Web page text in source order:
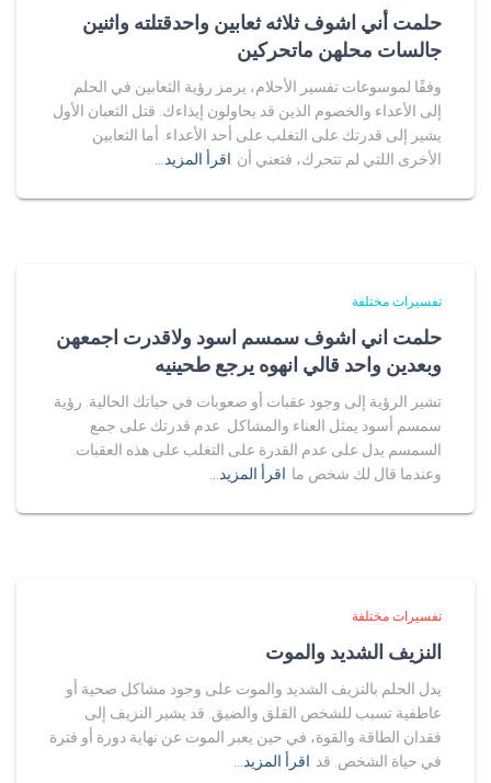
حلمت أني اشوف ثلاثه ثعابين واحدقتلته واثنين
جالسات محلهن ماتحركين
وفقًا لموسوعات تفسير الأحلام، يرمز رؤية الثعابين في الحلم
إلى الأعداء والخصوم الذين قد يحاولون إيذاءك. قتل الثعبان الأول
يشير إلى قدرتك على التغلب على أحد الأعداء. أما الثعابين
الأخرى اللتي لم تتحرك، فتعني أن اقرأ المزيد…
تفسيرات مختلفة
حلمت اني اشوف سمسم اسود ولاقدرت اجمعهن
وبعدين واحد قالي انهوه يرجع طحينيه
تشير الرؤية إلى وجود عقبات أو صعوبات في حياتك الحالية. رؤية
سمسم أسود يمثل العناء والمشاكل. عدم قدرتك على جمع
السمسم يدل على عدم القدرة على التغلب على هذه العقبات.
وعندما قال لك شخص ما اقرأ المزيد…
تفسيرات مختلفة
النزيف الشديد والموت
يدل الحلم بالنزيف الشديد والموت على وجود مشاكل صحية أو
عاطفية تسبب للشخص القلق والضيق. قد يشير النزيف إلى
فقدان الطاقة والقوة، في حين يعبر الموت عن نهاية دورة أو فترة
في حياة الشخص. قد اقرأ المزيد…